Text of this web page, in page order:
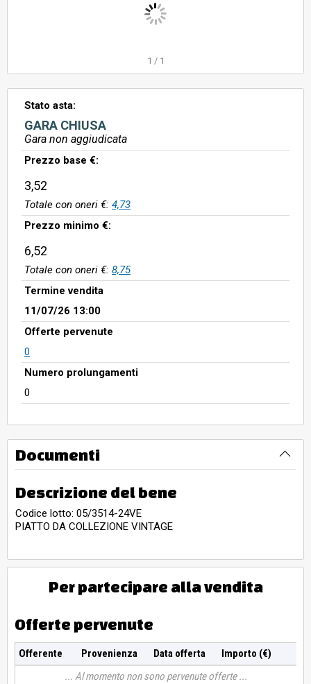
1 / 1
Stato asta:
GARA CHIUSA
Gara non aggiudicata
Prezzo base €:
3,52
Totale con oneri €: 4,73
Prezzo minimo €:
6,52
Totale con oneri €: 8,75
Termine vendita
11/07/26 13:00
Offerte pervenute
0
Numero prolungamenti
0
Documenti
Descrizione del bene
Codice lotto: 05/3514-24VE
PIATTO DA COLLEZIONE VINTAGE
Per partecipare alla vendita
Offerte pervenute
Offerente Provenienza Data offerta
Importo (€)
Al momento non sono pervenute offerte